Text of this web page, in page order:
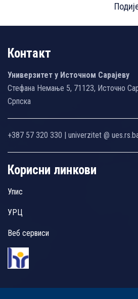
Контакт
Универзитет у Источном Сарајеву
Стефана Немање 5, 71123, Источно
Српска
+387 57 320 330 | univerzitet @
Корисни линкови
Упис
УРЦ
Веб сервиси